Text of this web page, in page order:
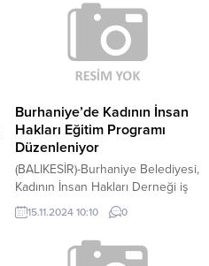
Burhaniye’de Kadının İnsan
Hakları Eğitim Programı
Düzenleniyor
(BALIKESİR)-Burhaniye Belediyesi,
Kadının İnsan Hakları Derneği iş
birliğiyle ‘Kadının İnsan Hakları
Eğitim Programı’ (KİHEP)
düzenleyecek. Burhaniye’de ilk
kez düzenlenecek programın
15.11.2024 10:10 0